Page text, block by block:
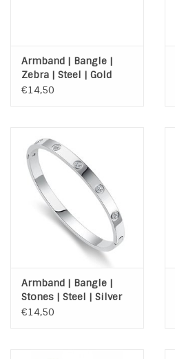
Armband | Bangle |
Zebra | Steel | Gold
€14,50
Armband | Bangle |
Stones | Steel | Silver
plated
€14,50